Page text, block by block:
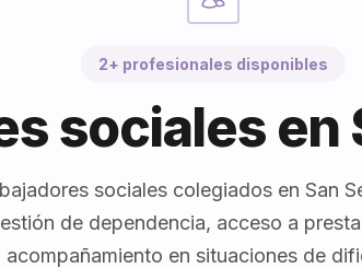
2+ profesionales disponibles
sociales en
sociales colegiados en San
de dependencia, acceso a
acompañamiento en situaciones de